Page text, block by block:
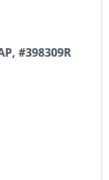
#398309R